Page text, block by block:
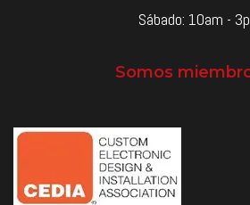
Sábado: 10am -
Somos